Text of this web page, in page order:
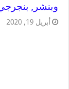
وبنشر,
أبريل 19, 2020